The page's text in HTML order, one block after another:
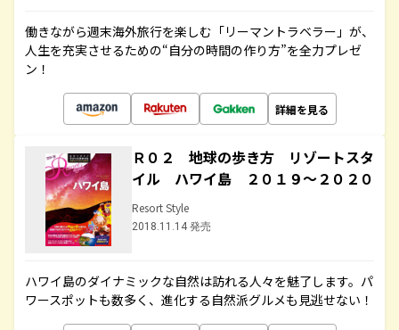
働きながら週末海外旅行を楽しむ「リーマントラベラー」が、
人生を充実させるための“自分の時間の作り方”を全力プレゼ
ン！
詳細を見る
Ｒ０２ 地球の歩き方 リゾートスタ
イル ハワイ島 ２０１９～２０２０
Resort Style
2018.11.14 発売
ハワイ島のダイナミックな自然は訪れる人々を魅了します。パ
ワースポットも数多く、進化する自然派グルメも見逃せない！